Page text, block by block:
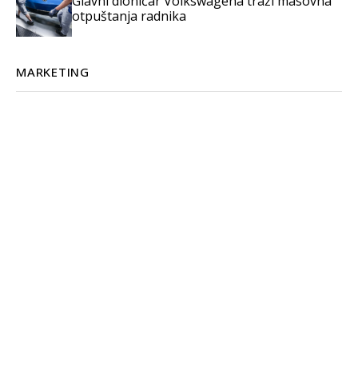
otpuštanja radnika
MARKETING